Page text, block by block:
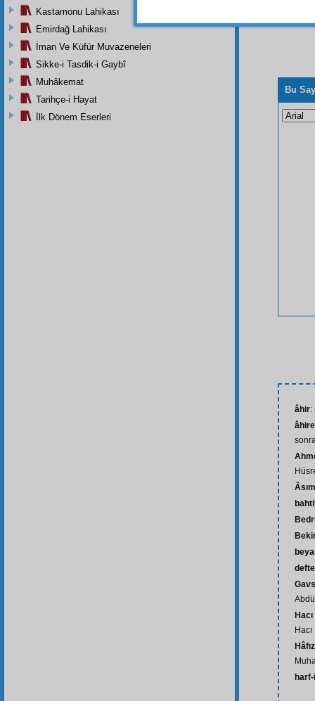
Bu
âhir:
harf-
Kastamonu Lahikası
Emirdağ Lahikası
İman Ve Küfür Muvazeneleri
Sikke-i Tasdik-i Gaybî
Muhâkemat
Tarihçe-i Hayat
İlk Dönem Eserleri